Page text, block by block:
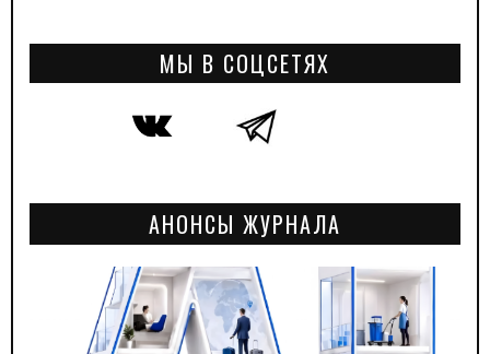
МЫ В СОЦСЕТЯХ
АНОНСЫ ЖУРНАЛА